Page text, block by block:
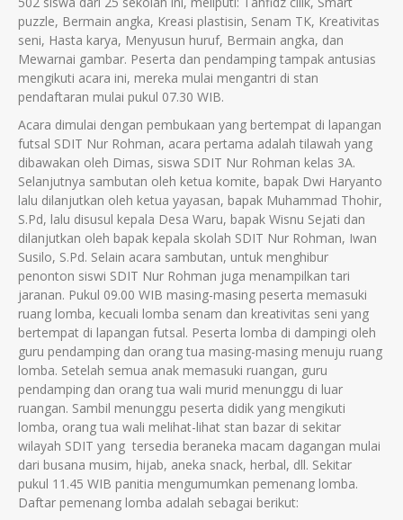
puzzle, Bermain angka, Kreasi plastisin, Senam TK, Kreativitas
seni, Hasta karya, Menyusun huruf, Bermain angka, dan
Mewarnai gambar. Peserta dan pendamping tampak antusias
mengikuti acara ini, mereka mulai mengantri di stan
pendaftaran mulai pukul 07.30 WIB.
Acara dimulai dengan pembukaan yang bertempat di lapangan
futsal SDIT Nur Rohman, acara pertama adalah tilawah yang
dibawakan oleh Dimas, siswa SDIT Nur Rohman kelas 3A.
Selanjutnya sambutan oleh ketua komite, bapak Dwi Haryanto
lalu dilanjutkan oleh ketua yayasan, bapak Muhammad Thohir,
S.Pd, lalu disusul kepala Desa Waru, bapak Wisnu Sejati dan
dilanjutkan oleh bapak kepala skolah SDIT Nur Rohman, Iwan
Susilo, S.Pd. Selain acara sambutan, untuk menghibur
penonton siswi SDIT Nur Rohman juga menampilkan tari
jaranan. Pukul 09.00 WIB masing-masing peserta memasuki
ruang lomba, kecuali lomba senam dan kreativitas seni yang
bertempat di lapangan futsal. Peserta lomba di dampingi oleh
guru pendamping dan orang tua masing-masing menuju ruang
lomba. Setelah semua anak memasuki ruangan, guru
pendamping dan orang tua wali murid menunggu di luar
ruangan. Sambil menunggu peserta didik yang mengikuti
lomba, orang tua wali melihat-lihat stan bazar di sekitar
wilayah SDIT yang tersedia beraneka macam dagangan mulai
dari busana musim, hijab, aneka snack, herbal, dll. Sekitar
pukul 11.45 WIB panitia mengumumkan pemenang lomba.
Daftar pemenang lomba adalah sebagai berikut: